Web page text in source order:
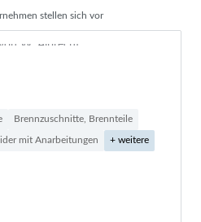
stellen sich vor
Brennzuschnitte, Brennteile
mit Anarbeitungen + weitere